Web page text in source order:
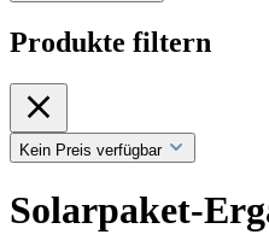
Produkte filtern
Kein Preis verfügbar
Solarpaket-